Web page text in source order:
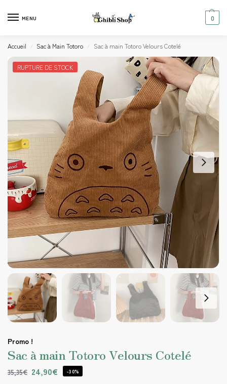
MENU 0
Accueil / Sac à Main Totoro / Sac à main Totoro Velours Cotelé
RUPTURE DE STOCK
Promo !
Sac à main Totoro Velours Cotelé
35,35€ 24,90€ -30%